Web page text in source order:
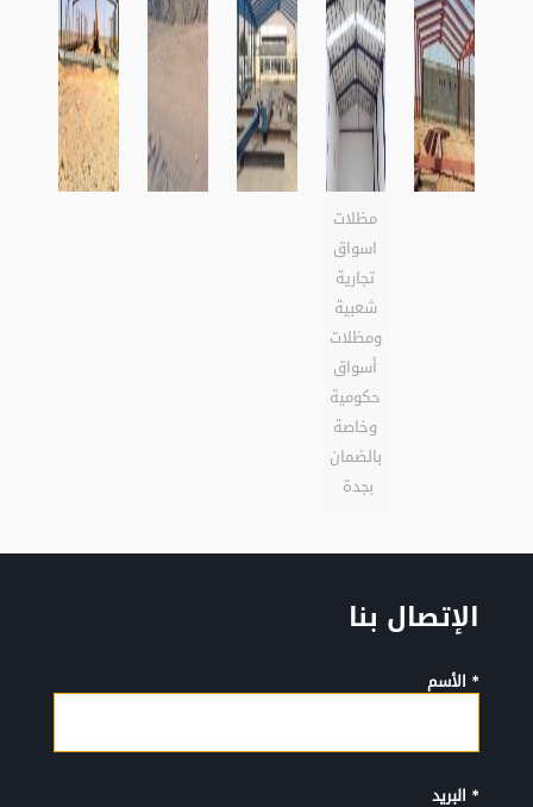
مظلات
اسواق
تجارية
شعبية
ومظلات
أسواق
حكومية
وخاصة
بالضمان
بجدة
الإتصال بنا
* الأسم
* البريد